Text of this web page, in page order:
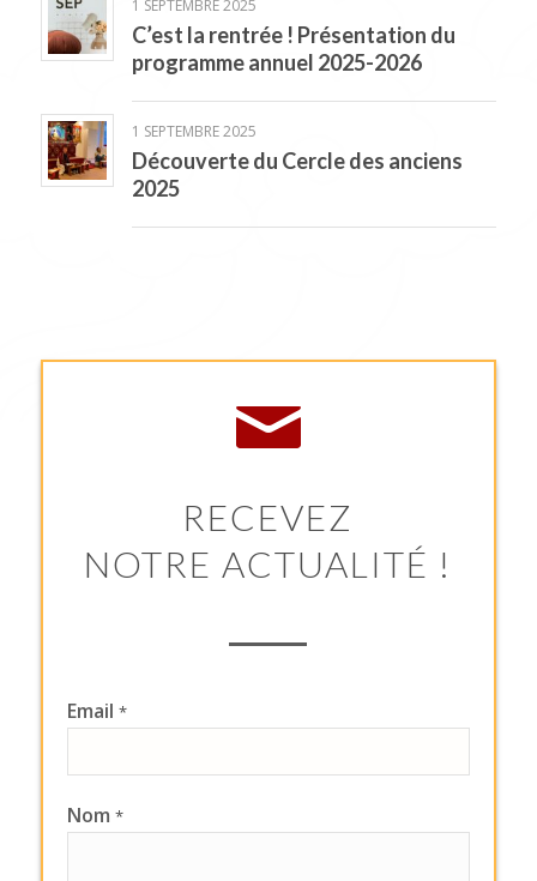
1 SEPTEMBRE 2025
C’est la rentrée ! Présentation du
programme annuel 2025-2026
1 SEPTEMBRE 2025
Découverte du Cercle des anciens
2025
RECEVEZ
NOTRE ACTUALITÉ !
Email *
Nom *